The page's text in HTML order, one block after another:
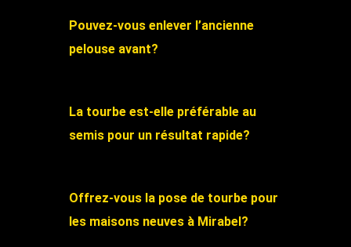
Pouvez-vous enlever l’ancienne
pelouse avant?
La tourbe est-elle préférable au
semis pour un résultat rapide?
Offrez-vous la pose de tourbe pour
les maisons neuves à Mirabel?